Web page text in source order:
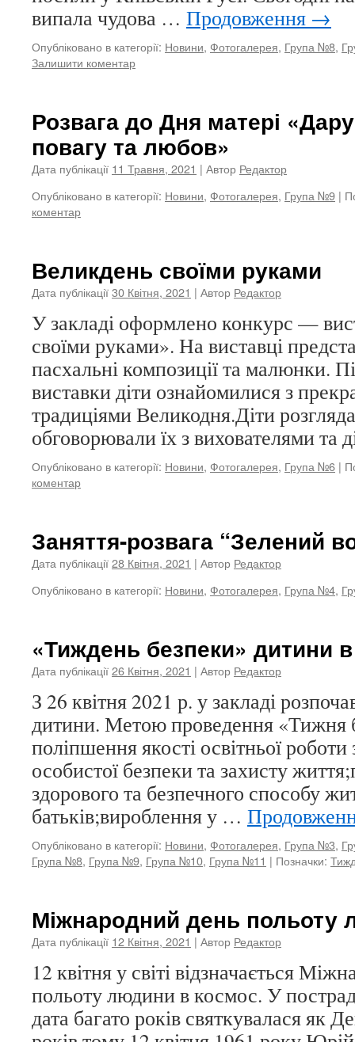
випала чудова … Продовження →
Опубліковано в категорії: Новини, Фотогалерея, Група №8,
Залишити коментар
Розвага до Дня матері
повагу та любов»
Дата публікації 11 Травня, 2021 | Автор Редактор
Опубліковано в категорії: Новини, Фотогалерея, Група №9 |
коментар
Великдень своїми руками
Дата публікації30 Квітня, 2021 | Автор Редактор
У закладі оформлено конкурс —
своїми руками». На виставці
пасхальні композиції та малюнки.
виставки діти ознайомилися з
традиціями Великодня.Діти
обговорювали їх з вихователями та
Опубліковано в категорії: Новини, Фотогалерея, Група №6 |
коментар
Заняття-розвага “Зелений
Дата публікації28 Квітня, 2021 | Автор Редактор
Опубліковано в категорії: Новини, Фотогалерея, Група №4,
«Тиждень безпеки» дитини
Дата публікації26 Квітня, 2021 | Автор Редактор
З 26 квітня 2021 р. у закладі
дитини. Метою проведення «Тижня
поліпшення якості освітньої роботи
особистої безпеки та захисту
здорового та безпечного способу
батьків;вироблення у …
Опубліковано в категорії: Новини, Фотогалерея, Група №3,
Група №8, Група №9, Група №10, Група №11 | Позначки:
Міжнародний день польоту
Дата публікації 12 Квітня, 2021 | Автор Редактор
12 квітня у світі відзначається
польоту людини в космос. У
дата багато років святкувалася як